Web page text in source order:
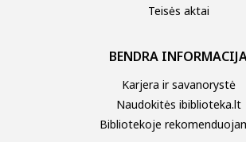
Teisės aktai
BENDRA
Karjera ir savanorystė
Naudokitės ibiblioteka.lt
Bibliotekoje